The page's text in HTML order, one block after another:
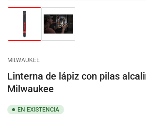
imagen
1
la
vista
galería
Cargar
imagen
2
de
galería
MILWAUKEE
Linterna de lápiz con pilas
Milwaukee
EN EXISTENCIA